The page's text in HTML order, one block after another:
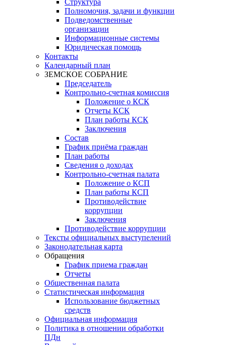
Полномочия, задачи и функции
Подведомственные
организации
Информационные системы
Юридическая помощь
Контакты
Календарный план
ЗЕМСКОЕ СОБРАНИЕ
Председатель
Контрольно-счетная комиссия
Положение о КСК
Отчеты КСК
План работы КСК
Заключения
Состав
График приёма граждан
План работы
Сведения о доходах
Контрольно-счетная палата
Положение о КСП
План работы КСП
Противодействие
коррупции
Заключения
Противодействие коррупции
Тексты официальных выступелений
Законодательная карта
Обращения
График приема граждан
Отчеты
Общественная палата
Статистическая информация
Использование бюджетных
средств
Официальная информация
Политика в отношении обработки
ПДн